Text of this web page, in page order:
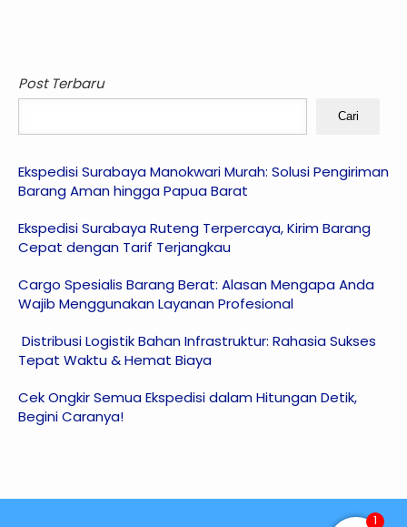
Post Terbaru
Cari
Ekspedisi Surabaya Manokwari Murah: Solusi Pengiriman
Barang Aman hingga Papua Barat
Ekspedisi Surabaya Ruteng Terpercaya, Kirim Barang
Cepat dengan Tarif Terjangkau
Cargo Spesialis Barang Berat: Alasan Mengapa Anda
Wajib Menggunakan Layanan Profesional
Distribusi Logistik Bahan Infrastruktur: Rahasia Sukses
Tepat Waktu & Hemat Biaya
Cek Ongkir Semua Ekspedisi dalam Hitungan Detik,
Begini Caranya!
1